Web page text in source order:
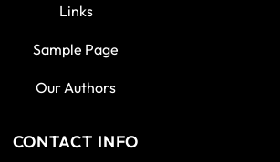
Links
Sample Page
Our Authors
CONTACT INFO